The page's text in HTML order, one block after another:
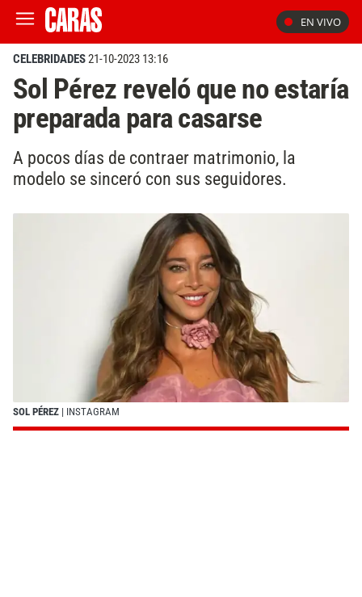
EN VIVO
CELEBRIDADES21-10-2023 13:16
Sol Pérez reveló que no estaría
preparada para casarse
A pocos días de contraer matrimonio, la
modelo se sinceró con sus seguidores.
SOL PÉREZ | INSTAGRAM